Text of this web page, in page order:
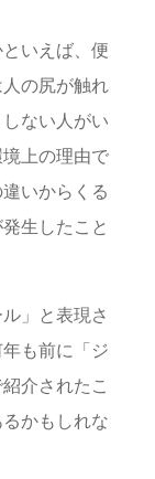
いえば、便
の尻が触れ
ない人がい
上の理由で
いからくる
生したこと
」と表現さ
も前に「ジ
介されたこ
かもしれな